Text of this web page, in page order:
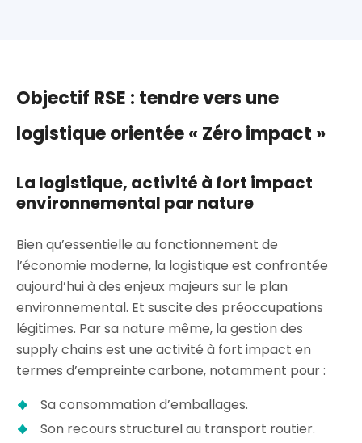
Objectif RSE : tendre vers une
logistique orientée « Zéro impact »
La logistique, activité à fort impact
environnemental par nature
Bien qu’essentielle au fonctionnement de
l’économie moderne, la logistique est confrontée
aujourd’hui à des enjeux majeurs sur le plan
environnemental. Et suscite des préoccupations
légitimes. Par sa nature même, la gestion des
supply chains est une activité à fort impact en
termes d’empreinte carbone, notamment pour :
Sa consommation d’emballages.
Son recours structurel au transport routier.